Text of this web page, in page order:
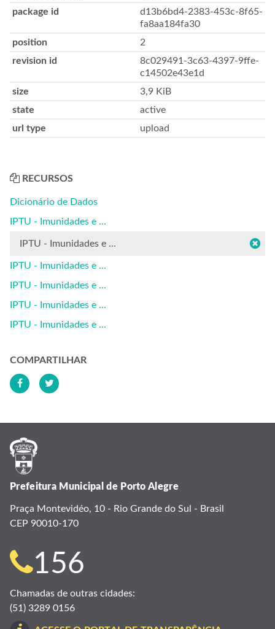
package id
d13b6bd4-2383-453c-8f65-
fa8aa184fa30
position
2
revision id
8c029491-3c63-4397-9ffe-
c14502e43e1d
size
3,9 KiB
state
active
url type
upload
RECURSOS
Dicionário de Dados
IPTU - Imunidades e ...
IPTU - Imunidades e ...
IPTU - Imunidades e ...
IPTU - Imunidades e ...
IPTU - Imunidades e ...
IPTU - Imunidades e ...
COMPARTILHAR
Prefeitura Municipal de Porto Alegre
Praça Montevidéo, 10 - Rio Grande do Sul - Brasil
CEP 90010-170
Telefone
para
contato:
156
Chamadas de outras cidades:
(51) 3289 0156